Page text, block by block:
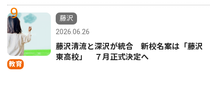
9
教育
藤沢
2026.06.26
藤沢清流と深沢が統合 新校名案は「藤沢
東高校」 ７月正式決定へ